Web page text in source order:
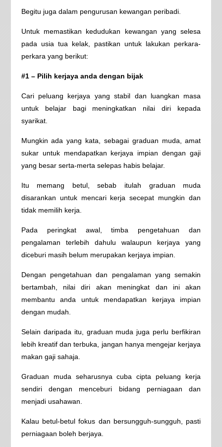
Begitu juga dalam pengurusan kewangan peribadi.
Untuk memastikan kedudukan kewangan yang selesa
pada usia tua kelak, pastikan untuk lakukan perkara-
perkara yang berikut:
#1 – Pilih kerjaya anda dengan bijak
Cari peluang kerjaya yang stabil dan luangkan masa
untuk belajar bagi meningkatkan nilai diri kepada
syarikat.
Mungkin ada yang kata, sebagai graduan muda, amat
sukar untuk mendapatkan kerjaya impian dengan gaji
yang besar serta-merta selepas habis belajar.
Itu memang betul, sebab itulah graduan muda
disarankan untuk mencari kerja secepat mungkin dan
tidak memilih kerja.
Pada peringkat awal, timba pengetahuan dan
pengalaman terlebih dahulu walaupun kerjaya yang
diceburi masih belum merupakan kerjaya impian.
Dengan pengetahuan dan pengalaman yang semakin
bertambah, nilai diri akan meningkat dan ini akan
membantu anda untuk mendapatkan kerjaya impian
dengan mudah.
Selain daripada itu, graduan muda juga perlu berfikiran
lebih kreatif dan terbuka, jangan hanya mengejar kerjaya
makan gaji sahaja.
Graduan muda seharusnya cuba cipta peluang kerja
sendiri dengan menceburi bidang perniagaan dan
menjadi usahawan.
Kalau betul-betul fokus dan bersungguh-sungguh, pasti
perniagaan boleh berjaya.